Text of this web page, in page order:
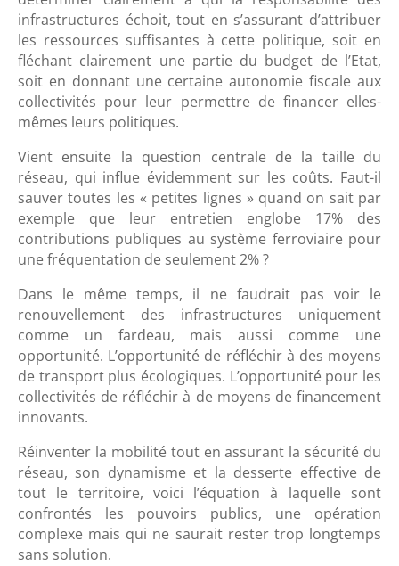
infrastructures échoit, tout en s’assurant d’attribuer
les ressources suffisantes à cette politique, soit en
fléchant clairement une partie du budget de l’Etat,
soit en donnant une certaine autonomie fiscale aux
collectivités pour leur permettre de financer elles-
mêmes leurs politiques.
Vient ensuite la question centrale de la taille du
réseau, qui influe évidemment sur les coûts. Faut-il
sauver toutes les « petites lignes » quand on sait par
exemple que leur entretien englobe 17% des
contributions publiques au système ferroviaire pour
une fréquentation de seulement 2% ?
Dans le même temps, il ne faudrait pas voir le
renouvellement des infrastructures uniquement
comme un fardeau, mais aussi comme une
opportunité. L’opportunité de réfléchir à des moyens
de transport plus écologiques. L’opportunité pour les
collectivités de réfléchir à de moyens de financement
innovants.
Réinventer la mobilité tout en assurant la sécurité du
réseau, son dynamisme et la desserte effective de
tout le territoire, voici l’équation à laquelle sont
confrontés les pouvoirs publics, une opération
complexe mais qui ne saurait rester trop longtemps
sans solution.